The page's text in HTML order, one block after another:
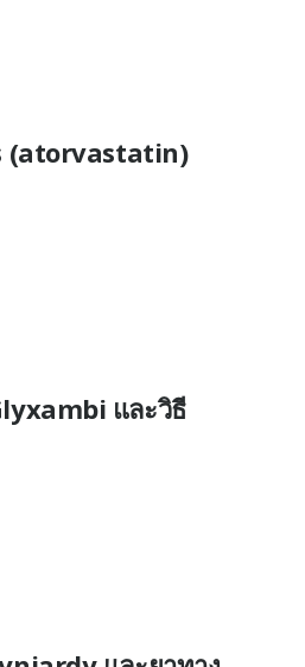
(atorvastatin)
และวิธี